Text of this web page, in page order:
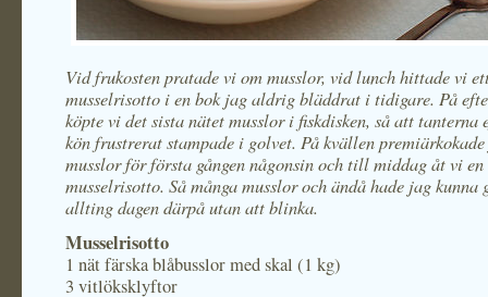
Vid frukosten pratade vi om musslor, vid lunch hittade vi
musselrisotto i en bok jag aldrig bläddrat i tidigare. På
köpte vi det sista nätet musslor i fiskdisken, så att tanterna
kön frustrerat stampade i golvet. På kvällen
musslor för första gången någonsin och till middag åt vi en
musselrisotto. Så många musslor och ändå hade jag kunna
allting dagen därpå utan att blinka.
Musselrisotto
1 nät färska blåbusslor med skal (1 kg)
3 vitlöksklyftor